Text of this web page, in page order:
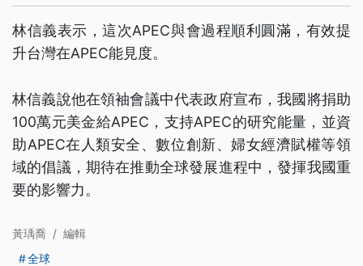
林信義表示，這次APEC與會過程順利圓滿，有效提
升台灣在APEC能見度。
林信義說他在領袖會議中代表政府宣布，我國將捐助
100萬元美金給APEC，支持APEC的研究能量，並資
助APEC在人類安全、數位創新、婦女經濟賦權等領
域的倡議，期待在推動全球發展進程中，發揮我國重
要的影響力。
黃瑀喬 / 編輯
全球